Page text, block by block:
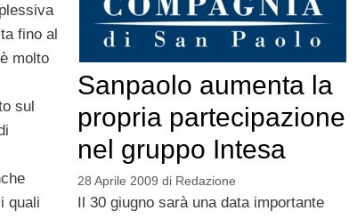
fino al
molto
sul
quali
Sanpaolo aumenta la
propria partecipazione
nel gruppo Intesa
28 Aprile 2009 di Redazione
Il 30 giugno sarà una data importante